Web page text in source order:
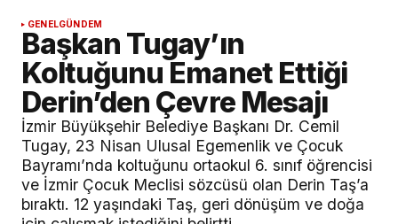
GENELGÜNDEM
Başkan Tugay’ın
Koltuğunu Emanet Ettiği
Derin’den Çevre Mesajı
İzmir Büyükşehir Belediye Başkanı Dr. Cemil
Tugay, 23 Nisan Ulusal Egemenlik ve Çocuk
Bayramı’nda koltuğunu ortaokul 6. sınıf öğrencisi
ve İzmir Çocuk Meclisi sözcüsü olan Derin Taş’a
bıraktı. 12 yaşındaki Taş, geri dönüşüm ve doğa